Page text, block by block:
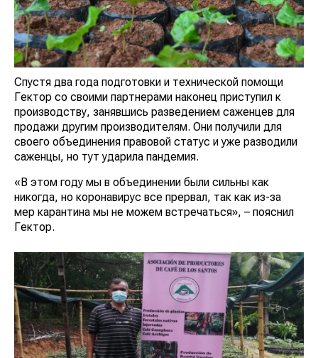
Спустя два года подготовки и технической помощи
Гектор со своими партнерами наконец приступил к
производству, занявшись разведением саженцев для
продажи другим производителям. Они получили для
своего объединения правовой статус и уже разводили
саженцы, но тут ударила пандемия.
«В этом году мы в объединении были сильны как
никогда, но коронавирус все прервал, так как из-за
мер карантина мы не можем встречаться», – пояснил
Гектор.